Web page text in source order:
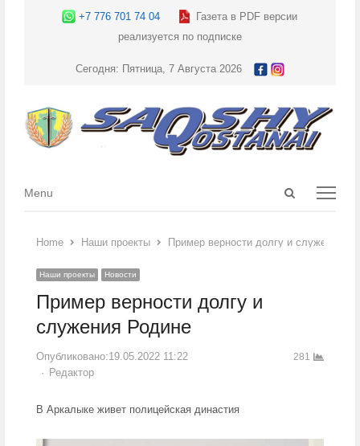
+7 776 701 74 04
Газета в PDF версии
реализуется по подписке
Сегодня: Пятница, 7 Августа 2026
Open
Menu
Menu
Home Наши проекты Пример верности долгу и служения
Наши проекты Новости
Пример верности долгу и
служения Родине
Опубликовано:19.05.2022 11:22
Author
Редактор
281
В Аркалыке живет полицейская династия